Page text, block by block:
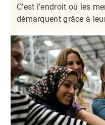
C’est l’endroit où les
démarquent grâce à